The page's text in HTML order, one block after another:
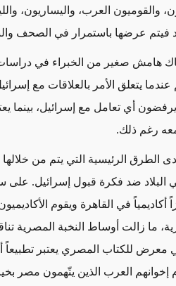
والقوميون العرب، واليساريون،
فيتم عرضها باستمرار في الصحف
هامش صغير من الخبراء في دراسات
عندما يتعلق الأمر بالعلاقات مع
أي تعامل مع إسرائيل، بينما
معه رغم ذلك.
الطرق الرئيسية التي يتم من
البلاد ضد فكرة قبول إسرائيل. على
أكاديمياً في القاهرة ويقوم
ما زالت أوساط النخبة المصرية
معرض للكتاب المصري يعتبر تطبيعاً
إخوانهم العرب الذين يتّهمون مصر